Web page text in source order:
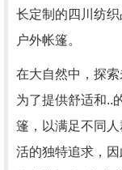
长定制的四川纺
户外帐篷。
在大自然中，探索
为了提供舒适和..
篷，以满足不同
活的独特追求，